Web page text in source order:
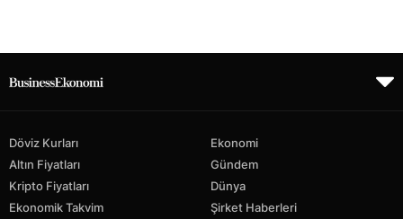
Döviz Kurları
Altın Fiyatları
Kripto Fiyatları
Ekonomik Takvim
Ekonomi
Gündem
Dünya
Şirket Haberleri